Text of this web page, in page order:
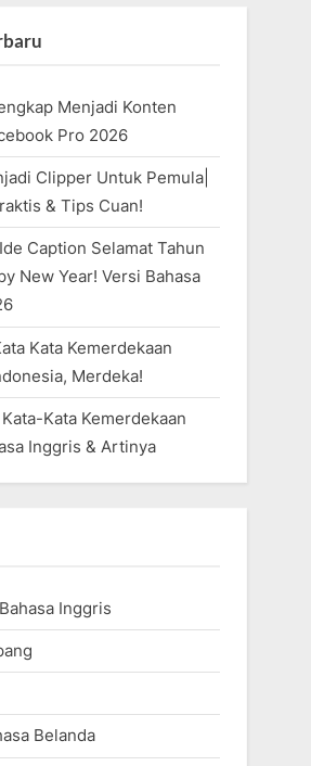
Menjadi Konten
Pro 2026
Clipper Untuk Pemula|
& Tips Cuan!
Caption Selamat Tahun
New Year! Versi Bahasa
Kata Kemerdekaan
Merdeka!
Kata Kemerdekaan
Inggris & Artinya
Inggris
Belanda